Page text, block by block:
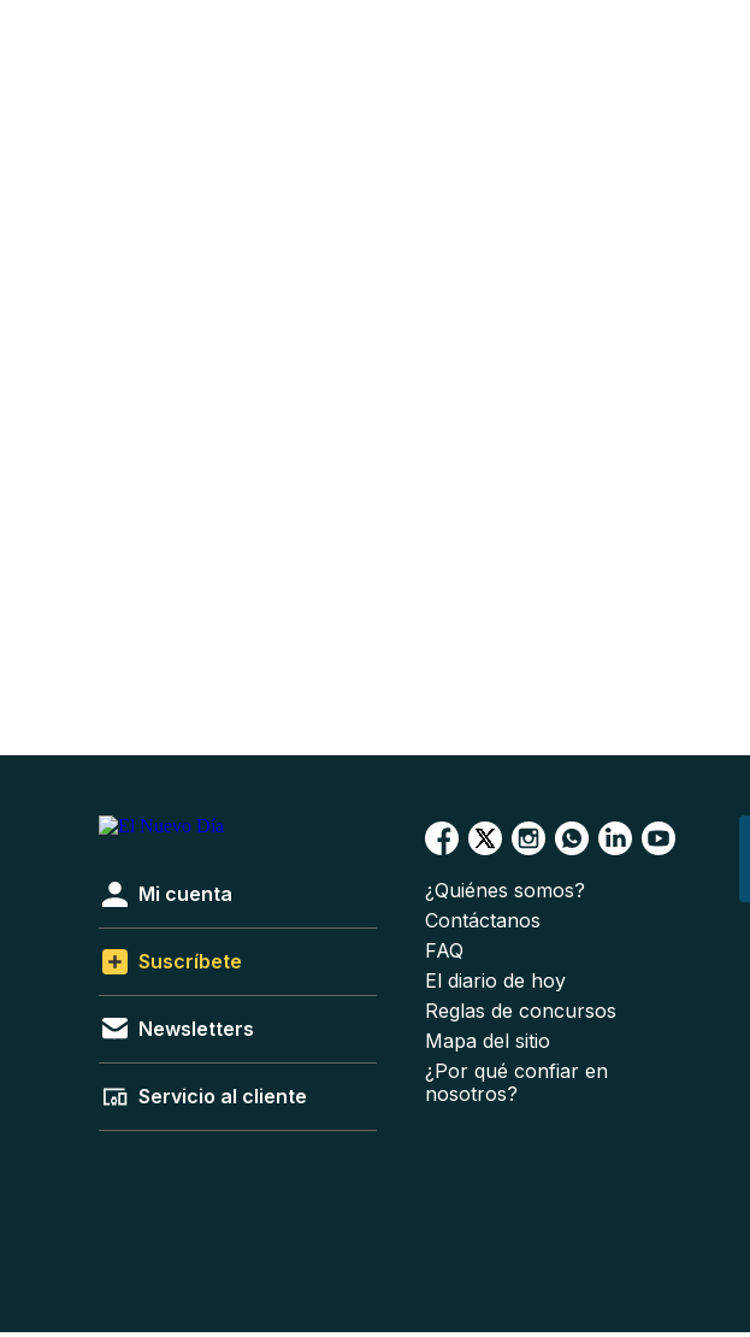
Mi cuenta
Suscríbete
Newsletters
Servicio al cliente
¿Quiénes somos?
Contáctanos
FAQ
El diario de hoy
Reglas de concursos
Mapa del sitio
¿Por qué confiar en
nosotros?